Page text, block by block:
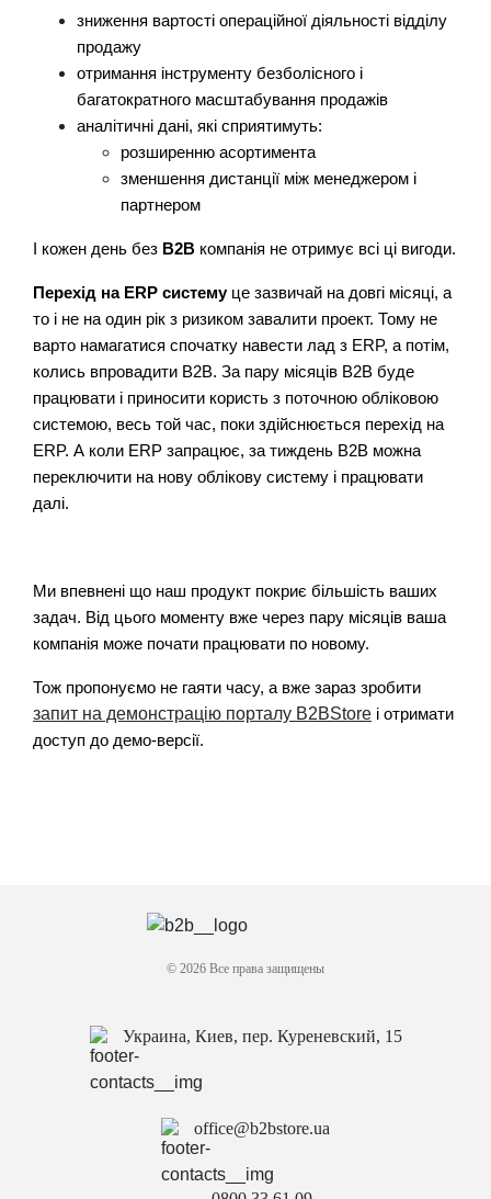
зниження вартості операційної діяльності відділу
продажу
отримання інструменту безболісного і
багатократного масштабування продажів
аналітичні дані, які сприятимуть:
розширенню асортимента
зменшення дистанції між менеджером і
партнером
І кожен день без B2B компанія не отримує всі ці вигоди.
Перехід на ERP систему це зазвичай на довгі місяці, а
то і не на один рік з ризиком завалити проект. Тому не
варто намагатися спочатку навести лад з ERP, а потім,
колись впровадити B2B. За пару місяців B2B буде
працювати і приносити користь з поточною обліковою
системою, весь той час, поки здійснюється перехід на
ERP. А коли ERP запрацює, за тиждень B2B можна
переключити на нову облікову систему і працювати
далі.
Ми впевнені що наш продукт покриє більшість ваших
задач. Від цього моменту вже через пару місяців ваша
компанія може почати працювати по новому.
Тож пропонуємо не гаяти часу, а вже зараз зробити
запит на демонстрацію порталу B2BStore і отримати
доступ до демо-версії.
© 2026 Все права защищены
Украина, Киев, пер. Куреневский, 15
office@b2bstore.ua